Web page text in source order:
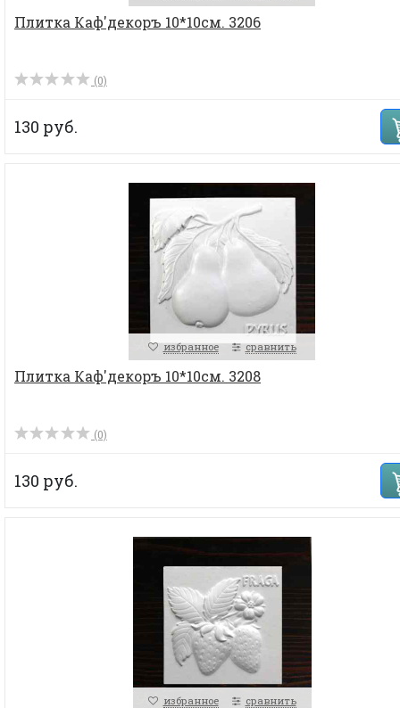
Плитка Каф'декоръ 10*10см. 3206
(0)
130 руб.
избранное сравнить
Плитка Каф'декоръ 10*10см. 3208
(0)
130 руб.
избранное сравнить